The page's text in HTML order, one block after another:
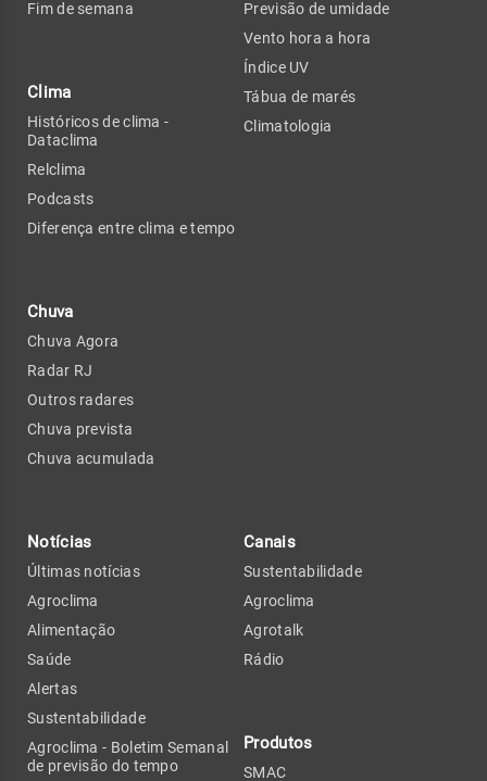
Fim de semana
Clima
Históricos de clima -
Dataclima
Relclima
Podcasts
Diferença entre clima e tempo
Chuva
Chuva Agora
Radar RJ
Outros radares
Chuva prevista
Chuva acumulada
Previsão de umidade
Vento hora a hora
Índice UV
Tábua de marés
Climatologia
Notícias
Últimas notícias
Agroclima
Alimentação
Saúde
Alertas
Sustentabilidade
Agroclima - Boletim Semanal
de previsão do tempo
Canais
Sustentabilidade
Agroclima
Agrotalk
Rádio
Produtos
SMAC